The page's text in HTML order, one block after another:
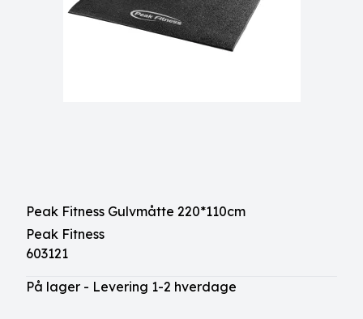
Peak Fitness Gulvmåtte 220*110cm
Peak Fitness
603121
På lager - Levering 1-2 hverdage